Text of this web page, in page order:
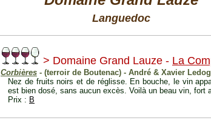
Languedoc
> Domaine Grand Lauze - La
Corbières - (terroir de Boutenac) - André & Xavier
Nez de fruits noirs et de réglisse. En bouche, le vin
est bien dosé, sans aucun excès. Voilà un beau vin, fort
Prix : B